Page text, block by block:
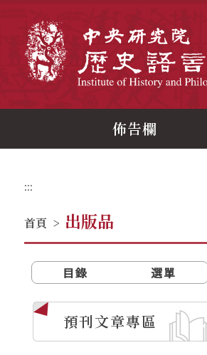
佈告欄
:::
首頁 > 出版品
目錄 選單
預刊文章專區